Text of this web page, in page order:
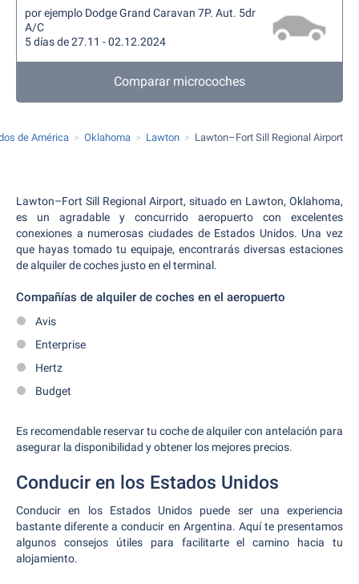
por ejemplo Dodge Grand Caravan 7P. Aut. 5dr
A/C
5 días de 27.11 - 02.12.2024
Comparar microcoches
de América Oklahoma Lawton Lawton–Fort Sill Regional Airport
Lawton–Fort Sill Regional Airport, situado en Lawton, Oklahoma,
es un agradable y concurrido aeropuerto con excelentes
conexiones a numerosas ciudades de Estados Unidos. Una vez
que hayas tomado tu equipaje, encontrarás diversas estaciones
de alquiler de coches justo en el terminal.
Compañías de alquiler de coches en el aeropuerto
Avis
Enterprise
Hertz
Budget
Es recomendable reservar tu coche de alquiler con antelación para
asegurar la disponibilidad y obtener los mejores precios.
Conducir en los Estados Unidos
Conducir en los Estados Unidos puede ser una experiencia
bastante diferente a conducir en Argentina. Aquí te presentamos
algunos consejos útiles para facilitarte el camino hacia tu
alojamiento.